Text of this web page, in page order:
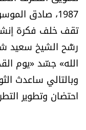
1987، صادق
تقف خلف فكرة
رشّح الشيخ سعيد
الله» جسّد «يوم
وبالتالي ساعدث
احتضان وتطوير